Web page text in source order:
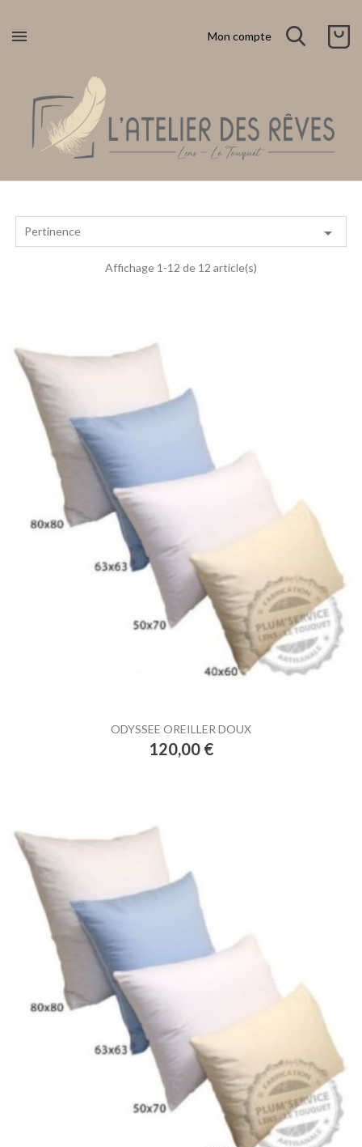
 Mon compte
Pertinence 
Affichage 1-12 de 12 article(s)
ODYSSEE OREILLER DOUX
Prix
120,00 €